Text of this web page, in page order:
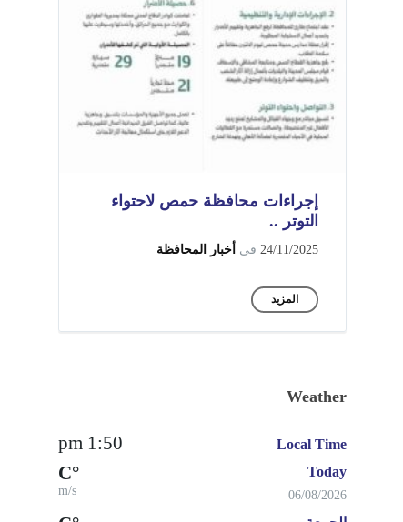
إجراءات محافظة حمص لاحتواء
التوتر ..
24/11/2025 في أخبار المحافظة
المزيد
Weather
Local Time
1:50 pm
Today
06/08/2026
°C
m/s